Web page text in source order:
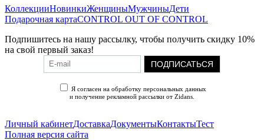
КоллекцииНовинкиЖенщиныМужчиныДети
Подарочная картаCONTROL OUT OF CONTROL
Подпишитесь на нашу рассылку, чтобы получить скидку 10%
на свой первый заказ!
ПОДПИСАТЬСЯ
Я согласен на обработку персональных данных
и получение рекламной рассылки от Zidans.
Личный кабинетДоставкаДокументыКонтактыТест
Полная версия сайта